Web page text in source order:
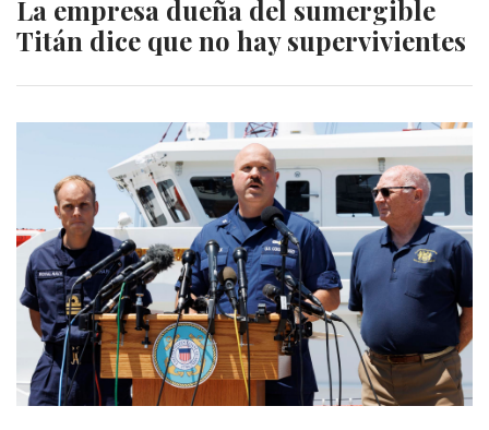
La empresa dueña del sumergible
Titán dice que no hay supervivientes